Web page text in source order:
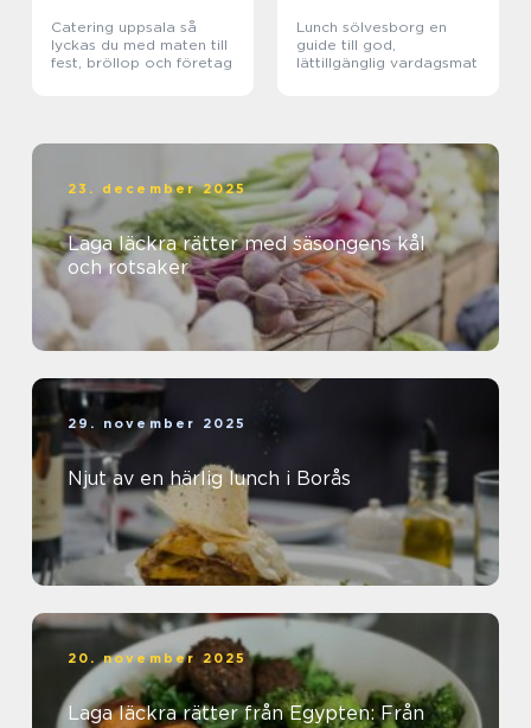
Catering uppsala så
lyckas du med maten till
fest, bröllop och företag
Lunch sölvesborg en
guide till god,
lättillgänglig vardagsmat
23. december 2025
Laga läckra rätter med säsongens kål
och rotsaker
29. november 2025
Njut av en härlig lunch i Borås
20. november 2025
Laga läckra rätter från Egypten: Från